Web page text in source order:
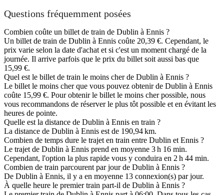
Questions fréquemment posées
Combien coûte un billet de train de Dublin à Ennis ?
Un billet de train de Dublin à Ennis coûte 20,39 €. Cependant, le
prix varie selon la date d'achat et si c'est un moment chargé de la
journée. Il arrive parfois que le prix du billet soit aussi bas que
15,99 €.
Quel est le billet de train le moins cher de Dublin à Ennis ?
Le billet le moins cher que vous pouvez obtenir de Dublin à Ennis
coûte 15,99 €. Pour obtenir le billet le moins cher possible, nous
vous recommandons de réserver le plus tôt possible et en évitant les
heures de pointe.
Quelle est la distance de Dublin à Ennis en train ?
La distance de Dublin à Ennis est de 190,94 km.
Combien de temps dure le trajet en train entre Dublin et Ennis ?
Le trajet de Dublin à Ennis prend en moyenne 3 h 16 min.
Cependant, l'option la plus rapide vous y conduira en 2 h 44 min.
Combien de train parcourent par jour de Dublin à Ennis ?
De Dublin à Ennis, il y a en moyenne 13 connexion(s) par jour.
À quelle heure le premier train part-il de Dublin à Ennis ?